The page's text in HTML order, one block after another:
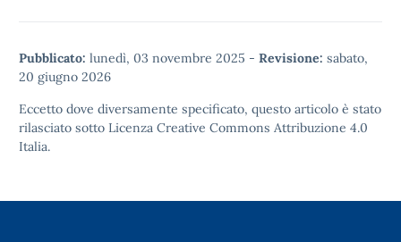
Pubblicato: lunedì, 03 novembre 2025 - Revisione: sabato,
20 giugno 2026
Eccetto dove diversamente specificato, questo articolo è stato
rilasciato sotto Licenza Creative Commons Attribuzione 4.0
Italia.